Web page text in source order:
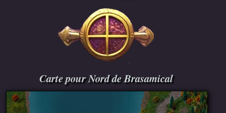
Carte pour Nord de Brasamical